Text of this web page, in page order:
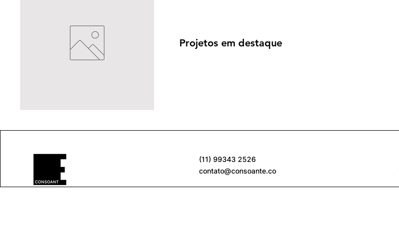
Projetos em destaque
(11) 99343 2526
contato@consoante.co